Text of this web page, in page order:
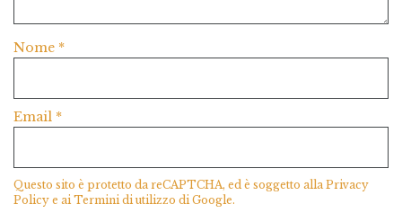
Nome *
Email *
Questo sito è protetto da reCAPTCHA, ed è soggetto allaPrivacy
Policy e aiTermini di utilizzo di Google.